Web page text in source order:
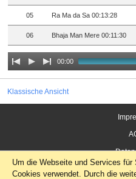
05 Ra Ma da Sa 00:13:28
06 Bhaja Man Mere 00:11:30
00:00
Klassische Ansicht
Widerrufsrecht
Um die Webseite und Services für
Cookies verwendet. Durch die